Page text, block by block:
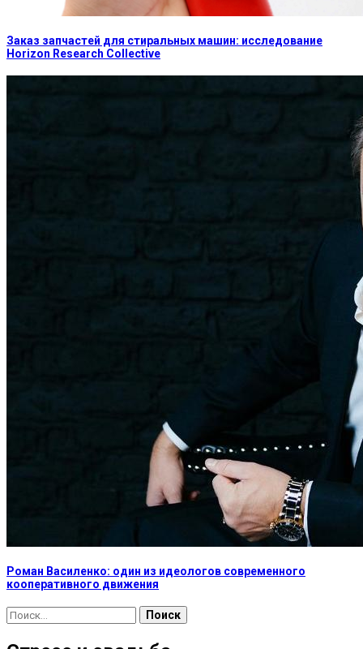
Заказ запчастей для стиральных машин: исследование
Horizon Research Collective
Роман Василенко: один из идеологов современного
кооперативного движения
Найти: